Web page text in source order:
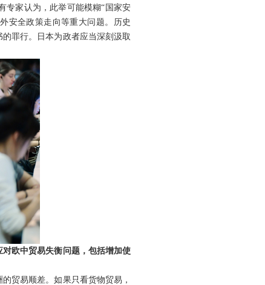
专家认为，此举可能模糊“国家安
安全政策走向等重大问题。历史
罪行。日本为政者应当深刻汲取
欧中贸易失衡问题，包括增加使
贸易顺差。如果只看货物贸易，